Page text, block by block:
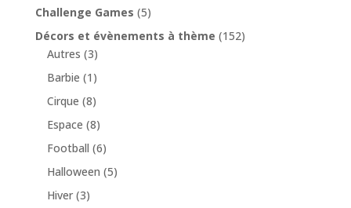
Challenge Games (5)
Décors et évènements à thème (152)
Autres (3)
Barbie (1)
Cirque (8)
Espace (8)
Football (6)
Halloween (5)
Hiver (3)